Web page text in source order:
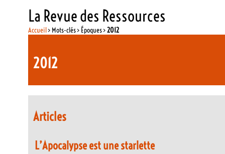
La Revue des Ressources
Accueil> Mots-clés > Époques >2012
2012
Articles
L’Apocalypse est une starlette